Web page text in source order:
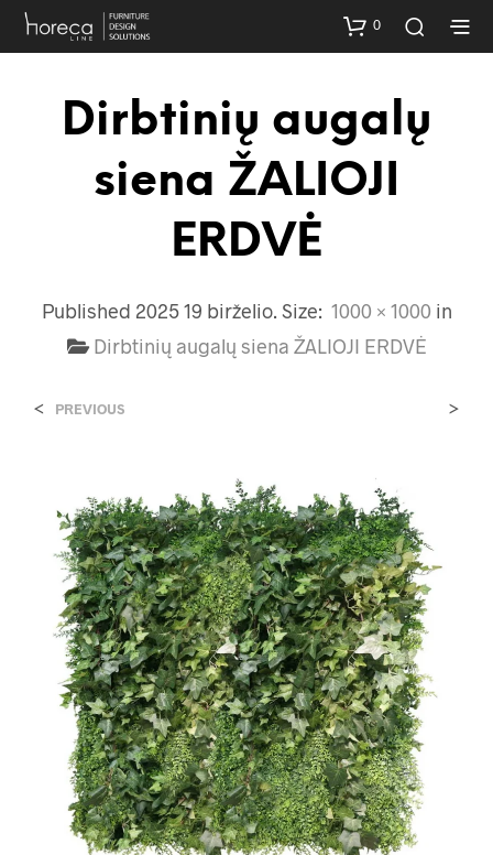
0
Dirbtinių augalų
siena ŽALIOJI
ERDVĖ
Published 2025 19 birželio. Size: 1000 × 1000 in
Dirbtinių augalų siena ŽALIOJI ERDVĖ
< PREVIOUS >